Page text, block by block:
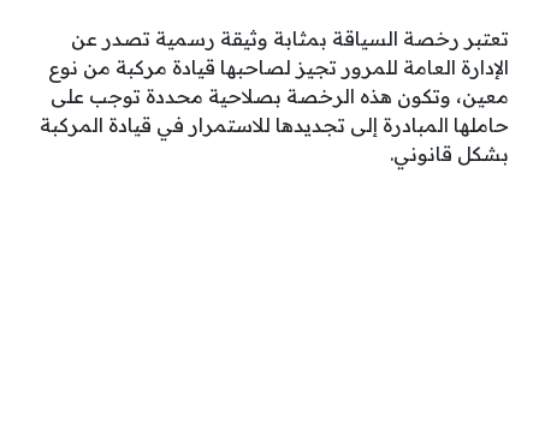
تعتبر رخصة السياقة بمثابة وثيقة رسمية تصدر عن
الإدارة العامة للمرور تجيز لصاحبها قيادة مركبة من نوع
معين، وتكون هذه الرخصة بصلاحية محددة توجب على
حاملها المبادرة إلى تجديدها للاستمرار في قيادة المركبة
بشكل قانوني.